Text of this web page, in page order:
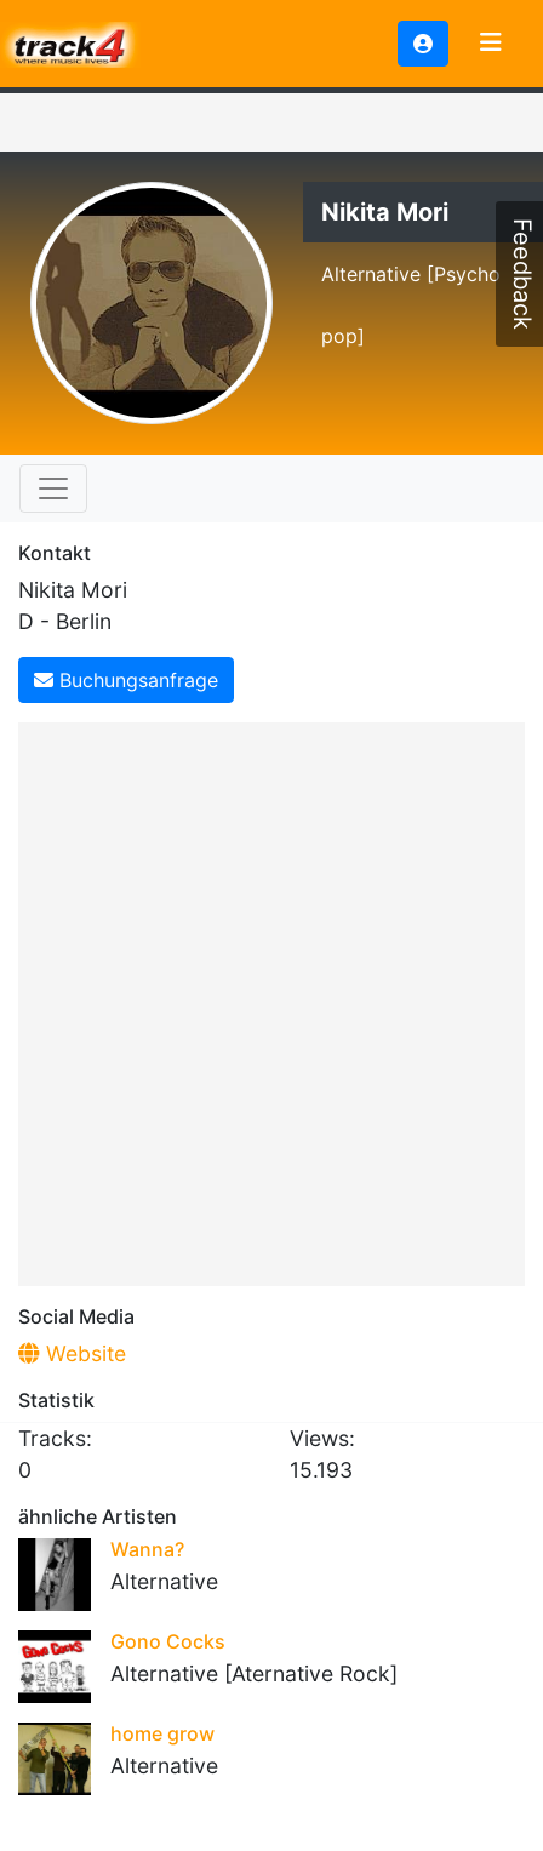
Nikita Mori
Alternative [Psycho
pop]
Kontakt
Nikita Mori
D - Berlin
Buchungsanfrage
Social Media
Website
Statistik
Tracks:
0
Views:
15.193
ähnliche Artisten
Wanna?
Alternative
Gono Cocks
Alternative [Aternative Rock]
home grow
Alternative
Feedback